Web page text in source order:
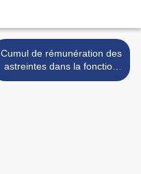
Cumul de rémunération des
astreintes dans la fonction
publique territoriale >